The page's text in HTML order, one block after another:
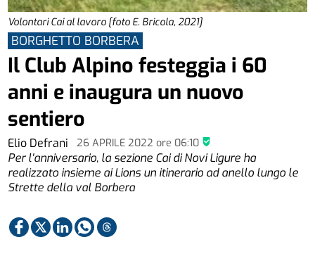
Volontari Cai al lavoro [foto E. Bricola, 2021]
Elio Defrani 26 APRILE 2022ore 06:10
BORGHETTO BORBERA
Il Club Alpino festeggia i 60
anni e inaugura un nuovo
sentiero
Per l'anniversario, la sezione Cai di Novi Ligure ha
realizzato insieme ai Lions un itinerario ad anello lungo le
Strette della val Borbera